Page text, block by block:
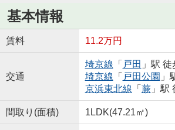
基本情報
賃料 11.2万円
交通
埼京線 「 戸田 」駅
埼京線 「 戸田公園 」
京浜東北線 「 蕨」駅
間取り(面積) 1LDK(47.21㎡)